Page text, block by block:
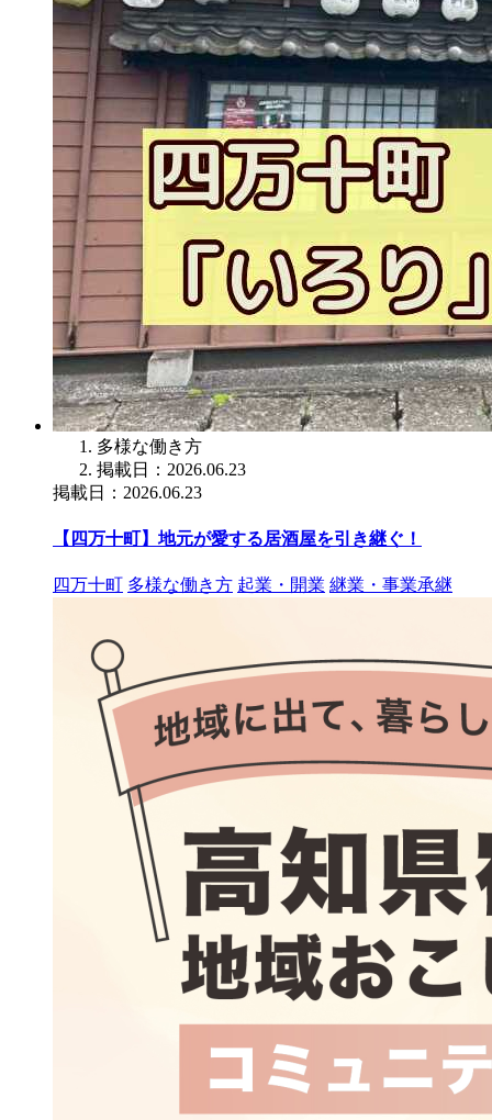
多様な働き方
掲載日：2026.06.23
掲載日：2026.06.23
【四万十町】地元が愛する居酒屋を引き継ぐ！
四万十町 多様な働き方 起業・開業 継業・事業承継